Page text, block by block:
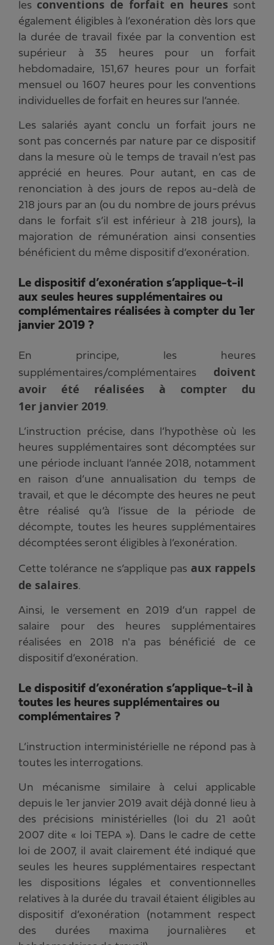
les conventions de forfait en heures sont
également éligibles à l’exonération dès lors que
la durée de travail fixée par la convention est
supérieur à 35 heures pour un forfait
hebdomadaire, 151,67 heures pour un forfait
mensuel ou 1607 heures pour les conventions
individuelles de forfait en heures sur l’année.
Les salariés ayant conclu un forfait jours ne
sont pas concernés par nature par ce dispositif
dans la mesure où le temps de travail n’est pas
apprécié en heures. Pour autant, en cas de
renonciation à des jours de repos au-delà de
218 jours par an (ou du nombre de jours prévus
dans le forfait s’il est inférieur à 218 jours), la
majoration de rémunération ainsi consenties
bénéficient du même dispositif d’exonération.
Le dispositif d’exonération s’applique-t-il
aux seules heures supplémentaires ou
complémentaires réalisées à compter du 1er
janvier 2019 ?
En principe, les heures
supplémentaires/complémentaires doivent
avoir été réalisées à compter du
1er janvier 2019.
L’instruction précise, dans l’hypothèse où les
heures supplémentaires sont décomptées sur
une période incluant l’année 2018, notamment
en raison d’une annualisation du temps de
travail, et que le décompte des heures ne peut
être réalisé qu’à l’issue de la période de
décompte, toutes les heures supplémentaires
décomptées seront éligibles à l’exonération.
Cette tolérance ne s’applique pas aux rappels
de salaires.
Ainsi, le versement en 2019 d’un rappel de
salaire pour des heures supplémentaires
réalisées en 2018 n'a pas bénéficié de ce
dispositif d’exonération.
Le dispositif d’exonération s’applique-t-il à
toutes les heures supplémentaires ou
complémentaires ?
L’instruction interministérielle ne répond pas à
toutes les interrogations.
Un mécanisme similaire à celui applicable
depuis le 1er janvier 2019 avait déjà donné lieu à
des précisions ministérielles (loi du 21 août
2007 dite « loi TEPA »). Dans le cadre de cette
loi de 2007, il avait clairement été indiqué que
seules les heures supplémentaires respectant
les dispositions légales et conventionnelles
relatives à la durée du travail étaient éligibles au
dispositif d’exonération (notamment respect
des durées maxima journalières et